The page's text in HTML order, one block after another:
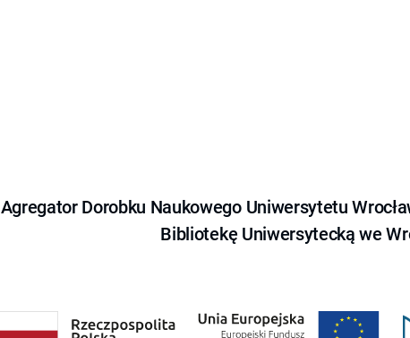
Agregator Dorobku Naukowego Uniwersytetu
Bibliotekę Uniwersytecką we